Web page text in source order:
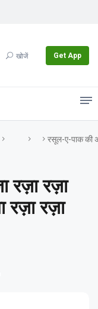
खोजें Get App
रसूल-ए-पाक की
रज़ा रज़ा
रज़ा रज़ा